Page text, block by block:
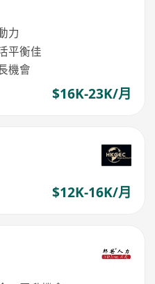
力
平衡佳
機會
$16K-23K/月
$12K-16K/月